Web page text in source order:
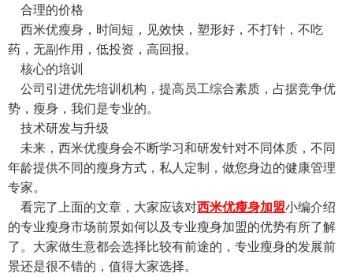
合理的价格
西米优瘦身，时间短，见效快，塑形好，不打针，不吃
药，无副作用，低投资，高回报。
核心的培训
公司引进优先培训机构，提高员工综合素质，占据竞争优
势，瘦身，我们是专业的。
技术研发与升级
未来，西米优瘦身会不断学习和研发针对不同体质，不同
年龄提供不同的瘦身方式，私人定制，做您身边的健康管理
专家。
看完了上面的文章，大家应该对西米优瘦身加盟小编介绍
的专业瘦身市场前景如何以及专业瘦身加盟的优势有所了解
了。大家做生意都会选择比较有前途的，专业瘦身的发展前
景还是很不错的，值得大家选择。